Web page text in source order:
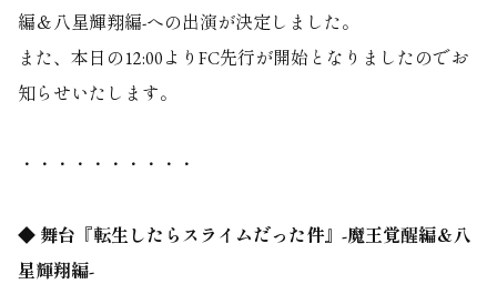
編＆八星輝翔編-への出演が決定しました。
また、本日の12:00よりFC先行が開始となりましたのでお
知らせいたします。
・・・・・・・・・・
◆ 舞台『転生したらスライムだった件』-魔王覚醒編＆八
星輝翔編-